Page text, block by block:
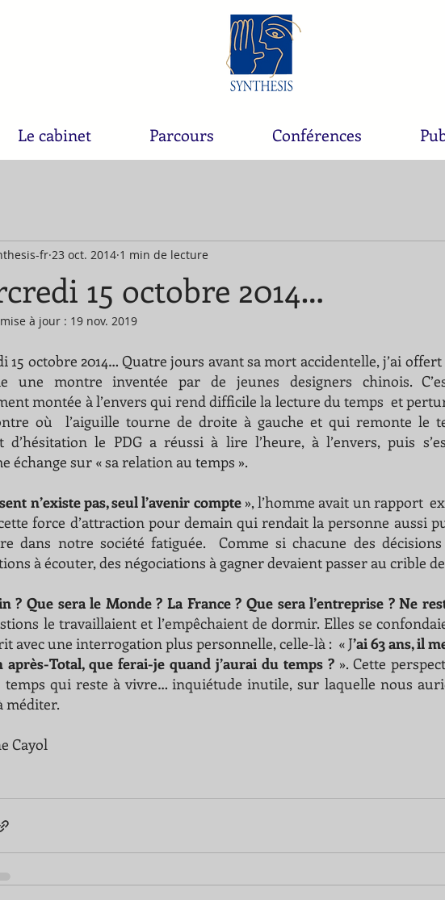
Le cabinet Parcours Conférences
15 octobre 2014…
fr 23 oct. 2014 1 min de lecture
à jour : 19 nov. 2019
15 octobre 2014… Quatre jours avant sa mort accidentelle, j’ai
une montre inventée par de jeunes designers chinois.
montée à l’envers qui rend difficile la lecture du temps  et
où  l’aiguille tourne de droite à gauche et qui remonte le
d’hésitation le PDG a réussi à lire l’heure, à l’envers, puis
échange sur « sa relation au temps ».
n’existe pas, seul l’avenir compte », l’homme avait un rapport
force d’attraction pour demain qui rendait la personne aussi
dans notre société fatiguée.  Comme si chacune des
à écouter, des négociations à gagner devaient passer au crible
? Que sera le Monde ? La France ? Que sera l’entreprise ? Ne
le travaillaient et l’empêchaient de dormir. Elles se
avec une interrogation plus personnelle, celle-là :  « J’ai 63 ans, il
Total, que ferai-je quand j’aurai du temps ? ». Cette
temps qui reste à vivre… inquiétude inutile, sur laquelle nous
méditer.
Cayol